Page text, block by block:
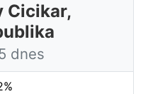
Cicikar,
dnes